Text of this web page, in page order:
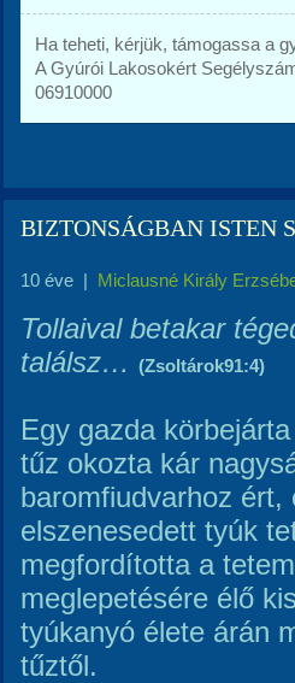
Ha teheti, kérjük, támogassa a
A Gyúrói Lakosokért
06910000
BIZTONSÁGBAN ISTEN
10 éve | Miclausné Király
Tollaival betakar
találsz…
(Zsoltárok91:4)
Egy gazda
tűz okozta kár
baromfiudvarhoz ért,
elszenesedett tyúk
megfordította a
meglepetésére élő
tyúkanyó élete árán
tűztől.